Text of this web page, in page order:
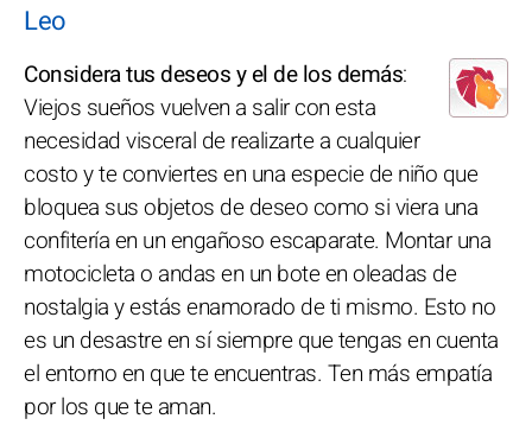
Leo
Considera tus deseos y el de los demás:
Viejos sueños vuelven a salir con esta
necesidad visceral de realizarte a cualquier
costo y te conviertes en una especie de niño que
bloquea sus objetos de deseo como si viera una
confitería en un engañoso escaparate. Montar una
motocicleta o andas en un bote en oleadas de
nostalgia y estás enamorado de ti mismo. Esto no
es un desastre en sí siempre que tengas en cuenta
el entorno en que te encuentras. Ten más empatía
por los que te aman.